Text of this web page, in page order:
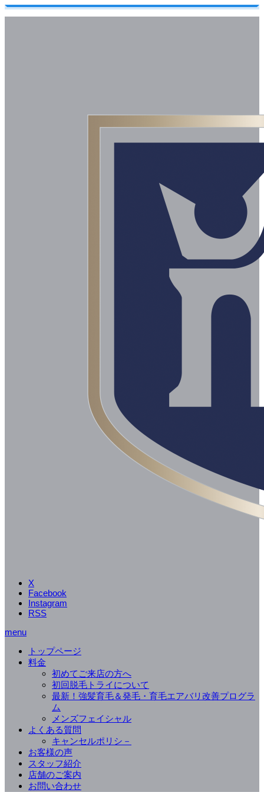
X
Facebook
Instagram
RSS
menu
トップページ
料金
初めてご来店の方へ
初回脱毛トライについて
最新！強髪育毛＆発毛・育毛エアバリ改善プログラ
ム
メンズフェイシャル
よくある質問
キャンセルポリシ－
お客様の声
スタッフ紹介
店舗のご案内
お問い合わせ